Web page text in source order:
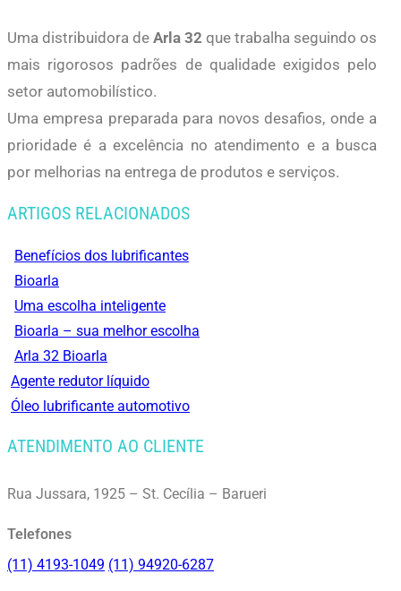
Uma distribuidora deArla 32 que trabalha seguindo os
mais rigorosos padrões de qualidade exigidos pelo
setor automobilístico.
Uma empresa preparada para novos desafios, onde a
prioridade é a excelência no atendimento e a busca
por melhorias na entrega de produtos e serviços.
ARTIGOS RELACIONADOS
Benefícios dos lubrificantes
Bioarla
Uma escolha inteligente
Bioarla – sua melhor escolha
Arla 32 Bioarla
Agente redutor líquido
Óleo lubrificante automotivo
ATENDIMENTO AO CLIENTE
Rua Jussara, 1925 – St. Cecília – Barueri
Telefones
(11) 4193-1049 (11) 94920-6287